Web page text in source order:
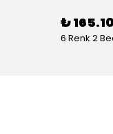
₺ 165.10
6 Renk 2